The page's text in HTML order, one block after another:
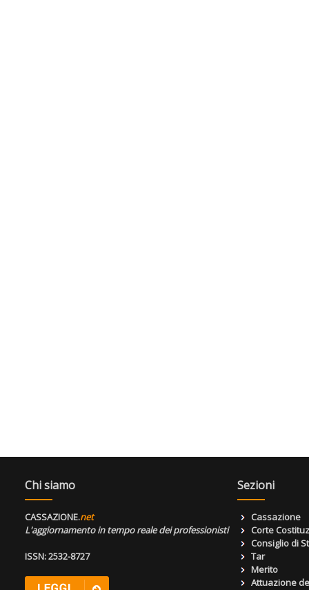
Chi siamo
CASSAZIONE.net
L'aggiornamento in tempo reale dei professionisti
ISSN: 2532-8727
Sezioni
Cassazione
Corte
Consiglio di
Tar
Merito
Attuazione